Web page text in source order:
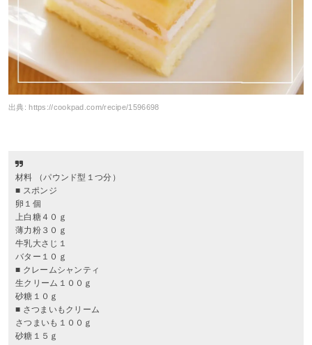
出典: https://cookpad.com/recipe/1596698
材料 （パウンド型１つ分）
■ スポンジ
卵１個
上白糖４０ｇ
薄力粉３０ｇ
牛乳大さじ１
バター１０ｇ
■ クレームシャンティ
生クリーム１００ｇ
砂糖１０ｇ
■ さつまいもクリーム
さつまいも１００ｇ
砂糖１５ｇ